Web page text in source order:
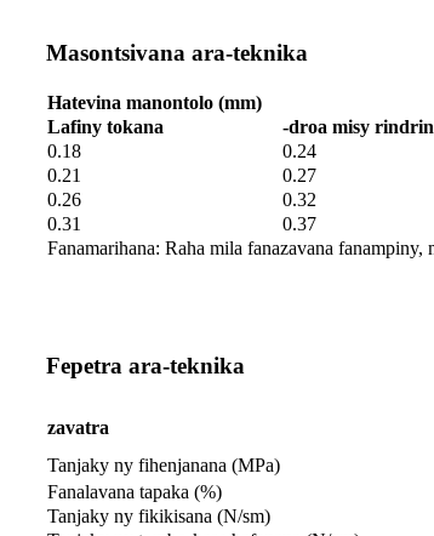
Masontsivana ara-teknika
Hatevina manontolo (mm)
Lafiny tokana
-droa misy
0.18
0.24
0.21 0.27
0.26
0.32
0.31
0.37
Fanamarihana: Raha mila fanazavana
Fepetra ara-teknika
zavatra
Tanjaky ny fihenjanana (MPa)
Fanalavana tapaka (%)
Tanjaky ny fikikisana (N/sm)